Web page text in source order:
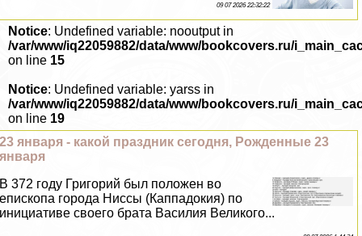
09 07 2026 22:32:22
Notice: Undefined variable: nooutput in
/var/www/iq22059882/data/www/bookcovers.ru/
on line 15
Notice: Undefined variable: yarss in
/var/www/iq22059882/data/www/bookcovers.ru/
on line 19
23 января - какой праздник сегодня, Рожденные 23
января
В 372 году Григорий был положен во
епископа города Ниссы (Каппадокия) по
инициативе своего брата Василия Великого...